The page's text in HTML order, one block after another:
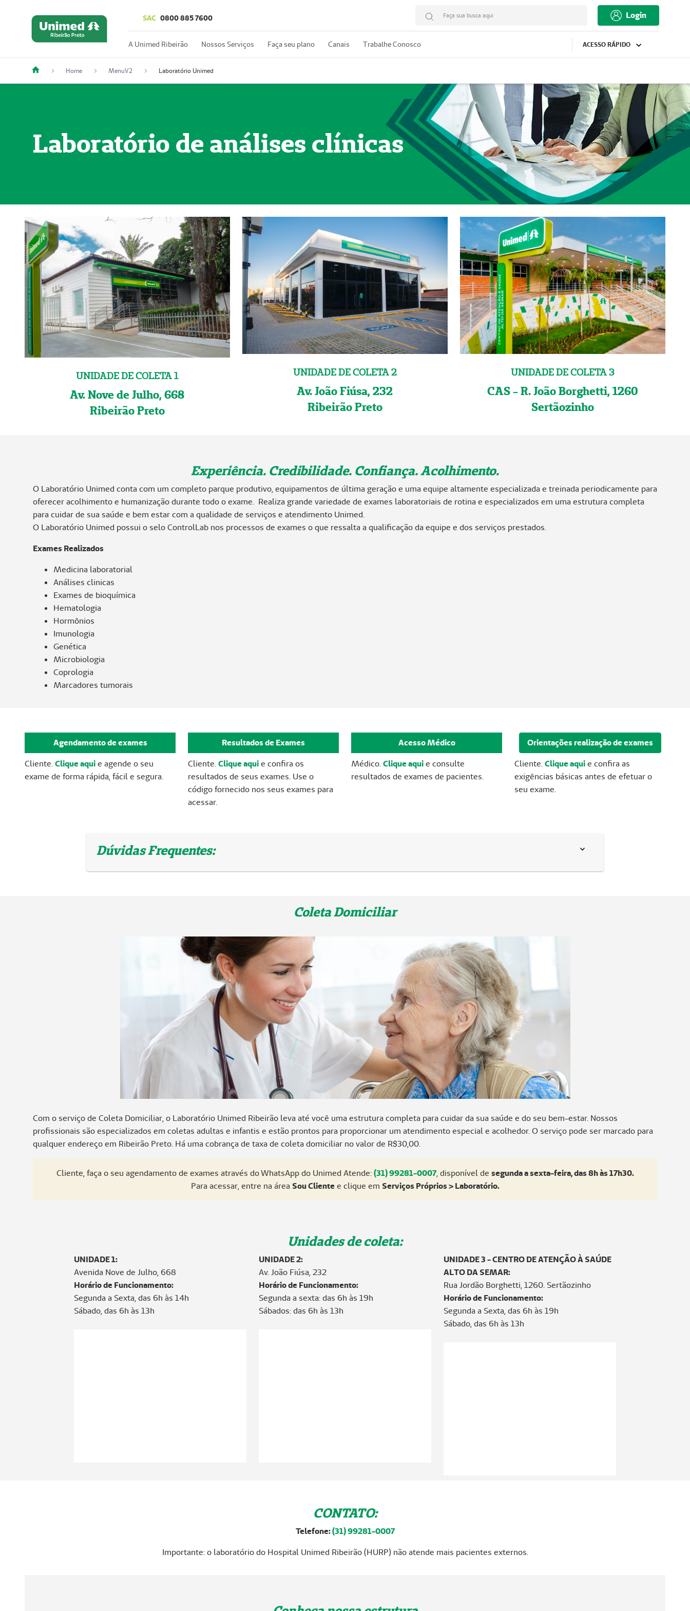
SAC 0800 885 7600 Faça sua busca aqui Login
A Unimed Ribeirão Nossos Serviços Faça seu plano Canais Trabalhe Conosco ACESSO RÁPIDO
Home MenuV2 Laboratório Unimed
Laboratório de análises clínicas
UNIDADE DE COLETA 1
Av. Nove de Julho, 668
Ribeirão Preto
UNIDADE DE COLETA 2
Av. João Fiúsa, 232
Ribeirão Preto
UNIDADE DE COLETA 3
CAS - R. João Borghetti, 1260
Sertãozinho
m
p
t
y
h
Experiência. Credibilidade. Confiança. Acolhimento.
O Laboratório Unimed conta com um completo parque produtivo, equipamentos de última geração e uma equipe altamente especializada e treinada periodicamente para
oferecer acolhimento e humanização durante todo o exame. Realiza grande variedade de exames laboratoriais de rotina e especializados em uma estrutura completa
para cuidar de sua saúde e bem estar com a qualidade de serviços e atendimento Unimed.
O Laboratório Unimed possui o selo ControlLab nos processos de exames o que ressalta a qualificação da equipe e dos serviços prestados.
Exames Realizados
Medicina laboratorial
Análises clinicas
Exames de bioquímica
Hematologia
Hormônios
Imunologia
Genética
Microbiologia
Coprologia
Marcadores tumorais
Agendamento de exames
Cliente.Clique aquie agende o seu
exame de forma rápida, fácil e segura.
Resultados de Exames
Cliente.Clique aquie confira os
resultados de seus exames. Use o
código fornecido nos seus exames para
acessar.
Acesso Médico
Médico.Clique aquie consulte
resultados de exames de pacientes.
Orientações realização de exames
Cliente.Clique aquie confira as
exigências básicas antes de efetuar o
seu exame.
Dúvidas Frequentes:
Coleta Domiciliar
Com o serviço de Coleta Domiciliar, o Laboratório Unimed Ribeirão leva até você uma estrutura completa para cuidar da sua saúde e do seu bem-estar. Nossos
profissionais são especializados em coletas adultas e infantis e estão prontos para proporcionar um atendimento especial e acolhedor. O serviço pode ser marcado para
qualquer endereço em Ribeirão Preto. Há uma cobrança de taxa de coleta domiciliar no valor de R$30,00.
Cliente, faça o seu agendamento de exames através do WhatsApp do Unimed Atende:(31) 99281-0007, disponível de segunda a sexta-feira, das 8h às 17h30.
Para acessar, entre na área Sou Clientee clique em Serviços Próprios > Laboratório.
Unidades de coleta:
UNIDADE 1:
Avenida Nove de Julho, 668
Horário de Funcionamento:
Segunda a Sexta, das 6h às 14h
Sábado, das 6h às 13h
UNIDADE 2:
Av. João Fiúsa, 232
Horário de Funcionamento:
Segunda a sexta: das 6h às 19h
Sábados: das 6h às 13h
UNIDADE 3 - CENTRO DE ATENÇÃO À SAÚDE
ALTO DA SEMAR:
Rua Jordão Borghetti, 1260. Sertãozinho
Horário de Funcionamento:
Segunda a Sexta, das 6h às 19h
Sábado, das 6h às 13h
CONTATO:
Telefone:(31) 99281-0007​​​​​​​
Importante: o laboratório do Hospital Unimed Ribeirão (HURP) não atende mais pacientes externos.
m